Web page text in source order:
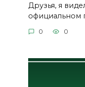
Друзья, я
официальном
0 0